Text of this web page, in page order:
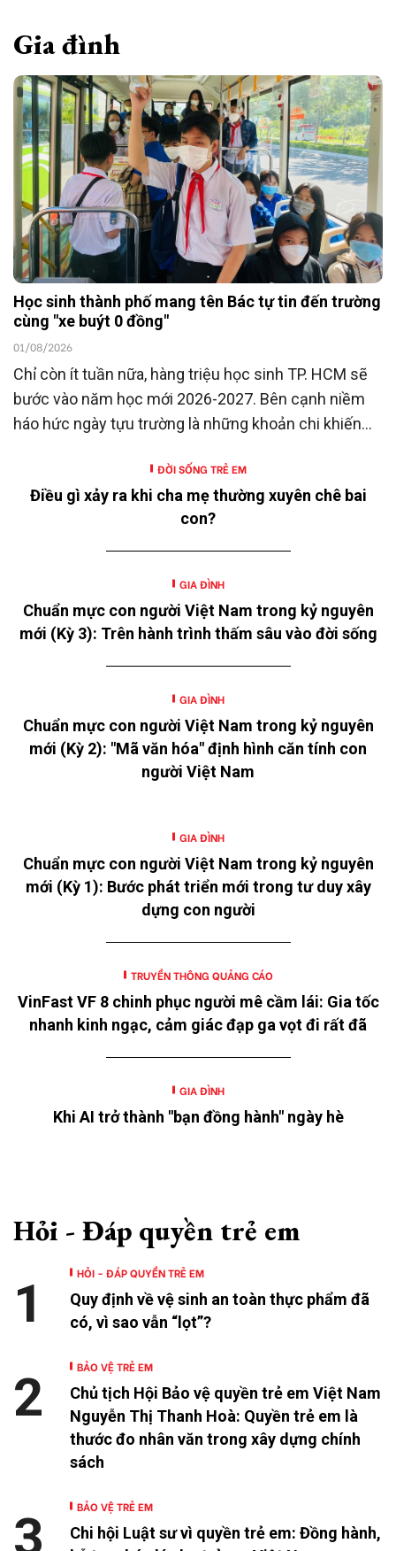
Gia đình
Học sinh thành phố mang tên Bác tự tin đến trường
cùng "xe buýt 0 đồng"
01/08/2026
Chỉ còn ít tuần nữa, hàng triệu học sinh TP. HCM sẽ
bước vào năm học mới 2026-2027. Bên cạnh niềm
háo hức ngày tựu trường là những khoản chi khiến
ĐỜI SỐNG TRẺ EM
Điều gì xảy ra khi cha mẹ thường xuyên chê bai
con?
GIA ĐÌNH
Chuẩn mực con người Việt Nam trong kỷ nguyên
mới (Kỳ 3): Trên hành trình thấm sâu vào đời sống
GIA ĐÌNH
Chuẩn mực con người Việt Nam trong kỷ nguyên
mới (Kỳ 2): "Mã văn hóa" định hình căn tính con
người Việt Nam
GIA ĐÌNH
Chuẩn mực con người Việt Nam trong kỷ nguyên
mới (Kỳ 1): Bước phát triển mới trong tư duy xây
dựng con người
TRUYỀN THÔNG QUẢNG CÁO
VinFast VF 8 chinh phục người mê cầm lái: Gia tốc
nhanh kinh ngạc, cảm giác đạp ga vọt đi rất đã
GIA ĐÌNH
Khi AI trở thành "bạn đồng hành" ngày hè
Hỏi - Đáp quyền trẻ em
HỎI - ĐÁP QUYỀN TRẺ EM
Quy định về vệ sinh an toàn thực phẩm đã
có, vì sao vẫn “lọt”?
1
BẢO VỆ TRẺ EM
Chủ tịch Hội Bảo vệ quyền trẻ em Việt Nam
Nguyễn Thị Thanh Hoà: Quyền trẻ em là
thước đo nhân văn trong xây dựng chính
sách
2
BẢO VỆ TRẺ EM
Chi hội Luật sư vì quyền trẻ em: Đồng hành,
3